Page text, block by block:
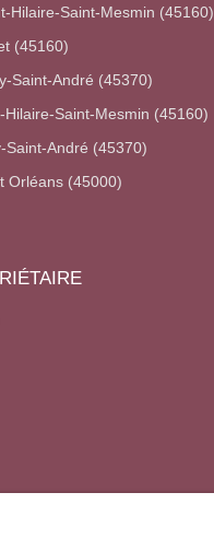
Hilaire-Saint-Mesmin (45160)
(45160)
Saint-André (45370)
Hilaire-Saint-Mesmin (45160)
Saint-André (45370)
Orléans (45000)